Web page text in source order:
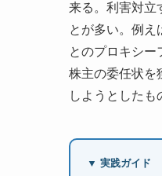
来る。利害対立
とが多い。例え
とのプロキシー
株主の委任状を
しようとしたも
▼ 実践ガイド